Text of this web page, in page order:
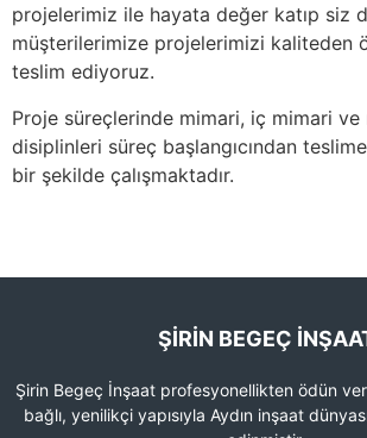
projelerimiz ile hayata değer katıp siz
müşterilerimize projelerimizi kaliteden
teslim ediyoruz.
Proje süreçlerinde mimari, iç mimari ve
disiplinleri süreç başlangıcından
bir şekilde çalışmaktadır.
ŞIRIN BEGEÇ
Şirin Begeç İnşaat profesyonellikten ödün
bağlı, yenilikçi yapısıyla Aydın inşaat